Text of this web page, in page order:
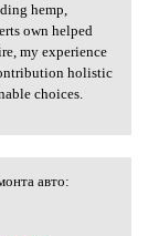
hemp,
own helped
my experience
holistic
choices.
для
авто: